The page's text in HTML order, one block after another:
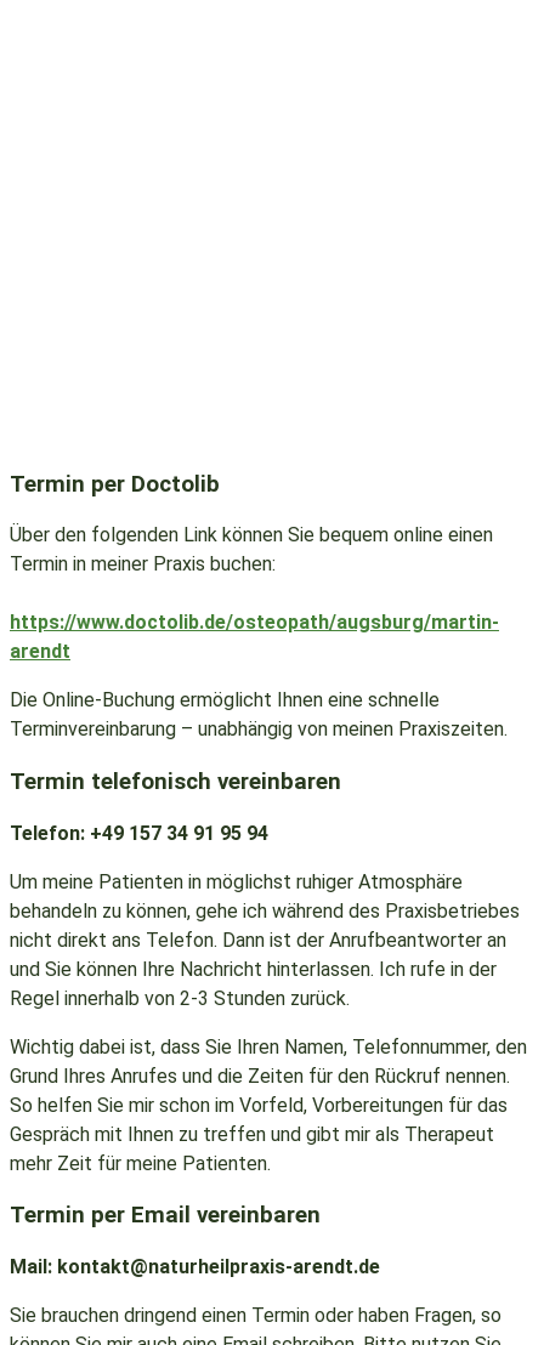
Termin per Doctolib
Über den folgenden Link können Sie bequem online einen
Termin in meiner Praxis buchen:
https://www.doctolib.de/osteopath/augsburg/martin-
arendt
Die Online-Buchung ermöglicht Ihnen eine schnelle
Terminvereinbarung – unabhängig von meinen Praxiszeiten.
Termin telefonisch vereinbaren
Telefon: +49 157 34 91 95 94
Um meine Patienten in möglichst ruhiger Atmosphäre
behandeln zu können, gehe ich während des Praxisbetriebes
nicht direkt ans Telefon. Dann ist der Anrufbeantworter an
und Sie können Ihre Nachricht hinterlassen. Ich rufe in der
Regel innerhalb von 2-3 Stunden zurück.
Wichtig dabei ist, dass Sie Ihren Namen, Telefonnummer, den
Grund Ihres Anrufes und die Zeiten für den Rückruf nennen.
So helfen Sie mir schon im Vorfeld, Vorbereitungen für das
Gespräch mit Ihnen zu treffen und gibt mir als Therapeut
mehr Zeit für meine Patienten.
Termin per Email vereinbaren
Mail: kontakt@naturheilpraxis-arendt.de
Sie brauchen dringend einen Termin oder haben Fragen, so